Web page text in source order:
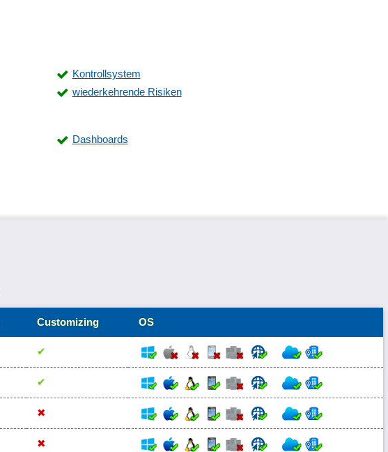
Kontrollsystem
wiederkehrende Risiken
Dashboards
Customizing OS
✔
✔
✖
✖